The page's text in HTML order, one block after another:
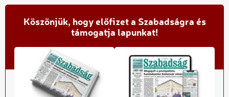
Köszönjük, hogy előfizet a Szabadságra és
támogatja lapunkat!